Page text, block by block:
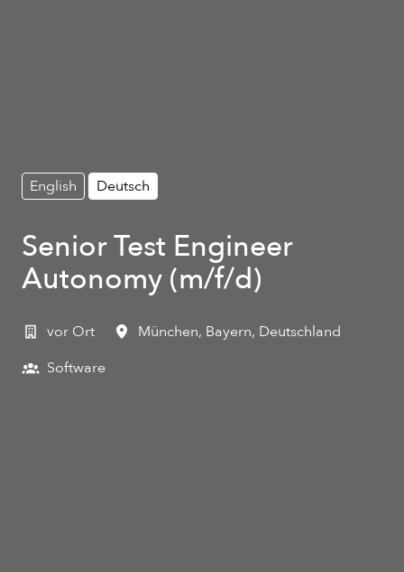
English Deutsch
Senior Test Engineer
Autonomy (m/f/d)
vor Ort München, Bayern, Deutschland
Software